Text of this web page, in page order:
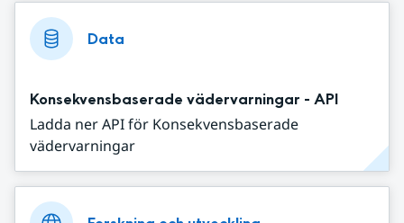
Data
Konsekvensbaserade vädervarningar - API
Ladda ner API för Konsekvensbaserade
vädervarningar